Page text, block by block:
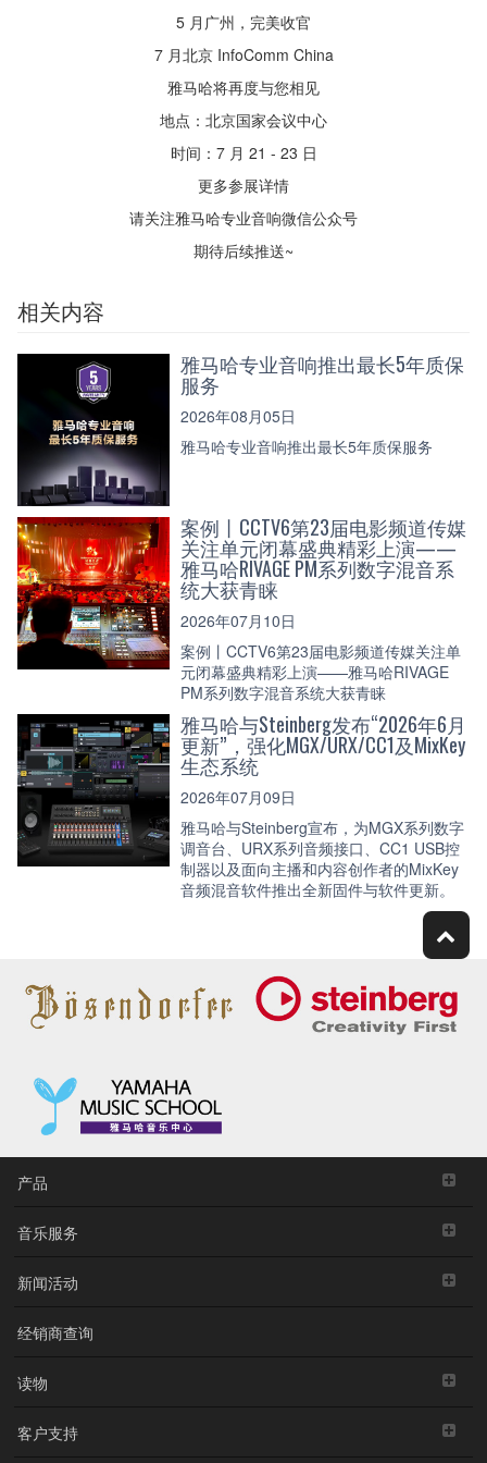
5 月广州，完美收官
7 月北京 InfoComm China
雅马哈将再度与您相见
地点：北京国家会议中心
时间：7 月 21 - 23 日
更多参展详情
请关注雅马哈专业音响微信公众号
期待后续推送~
相关内容
雅马哈专业音响推出最长5年质保
服务
2026年08月05日
雅马哈专业音响推出最长5年质保服务
案例丨CCTV6第23届电影频道传媒
关注单元闭幕盛典精彩上演——
雅马哈RIVAGE PM系列数字混音系
统大获青睐
2026年07月10日
案例丨CCTV6第23届电影频道传媒关注单
元闭幕盛典精彩上演——雅马哈RIVAGE
PM系列数字混音系统大获青睐
雅马哈与Steinberg发布“2026年6月
更新”，强化MGX/URX/CC1及MixKey
生态系统
2026年07月09日
雅马哈与Steinberg宣布，为MGX系列数字
调音台、URX系列音频接口、CC1 USB控
制器以及面向主播和内容创作者的MixKey
音频混音软件推出全新固件与软件更新。
产品
音乐服务
新闻活动
经销商查询
读物
客户支持